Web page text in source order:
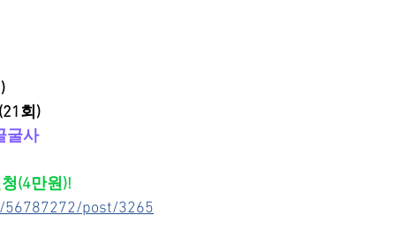
회)
굴사
(4만원)!
post/3265